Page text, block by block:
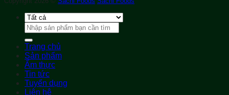
Tìm
kiếm:
Trang chủ
Sản phẩm
Ẩm thực
Tin tức
Tuyển dụng
Liên hệ